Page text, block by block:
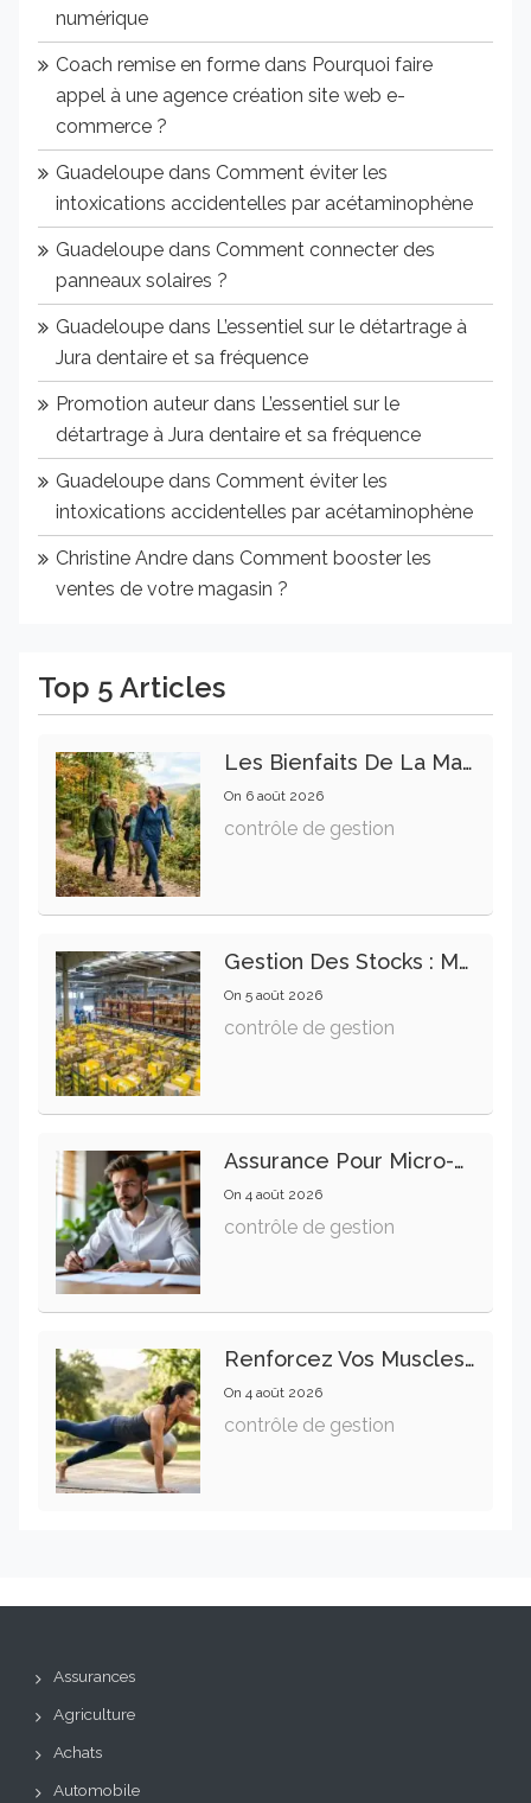
numérique
Coach remise en forme dans Pourquoi faire
appel à une agence création site web e-
commerce ?
Guadeloupe dans Comment éviter les
intoxications accidentelles par acétaminophène
Guadeloupe dans Comment connecter des
panneaux solaires ?
Guadeloupe dans L’essentiel sur le détartrage à
Jura dentaire et sa fréquence
Promotion auteur dans L’essentiel sur le
détartrage à Jura dentaire et sa fréquence
Guadeloupe dans Comment éviter les
intoxications accidentelles par acétaminophène
Christine Andre dans Comment booster les
ventes de votre magasin ?
Top 5 Articles
Les Bienfaits De La Marche Sur La Santé Physique Et Mentale
On 6 août 2026
contrôle de gestion
Gestion Des Stocks : Meilleures Pratiques Intralogistiques
On 5 août 2026
contrôle de gestion
Assurance Pour Micro-Entrepreneur : Les Garanties Essentielles À Connaître
On 4 août 2026
contrôle de gestion
Renforcez Vos Muscles Profonds Pour Apaiser Votre Mal De Dos
On 4 août 2026
contrôle de gestion
Assurances
Agriculture
Achats
Automobile